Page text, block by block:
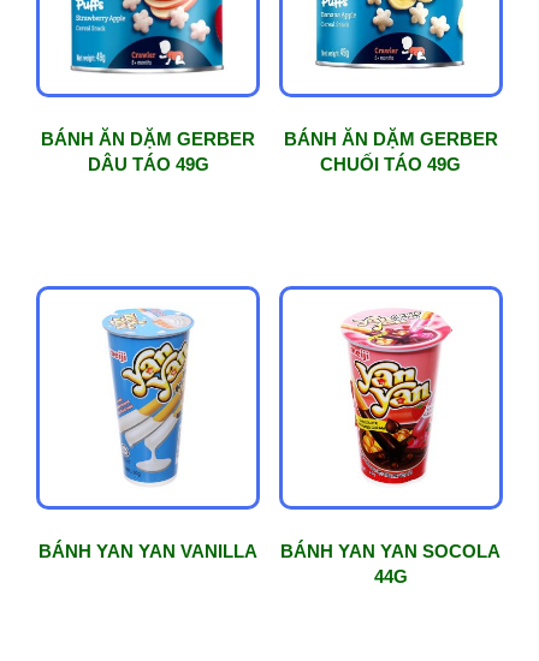
BÁNH ĂN DẶM GERBER
DÂU TÁO 49G
BÁNH ĂN DẶM GERBER
CHUỐI TÁO 49G
BÁNH YAN YAN VANILLA
BÁNH YAN YAN SOCOLA
44G